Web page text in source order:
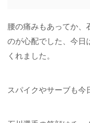
腰の痛みもあってか、
のが心配でした、今日
くれました。
スパイクやサーブも今